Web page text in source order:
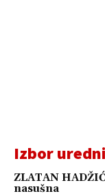
Izbor
ZLATAN
nasušna